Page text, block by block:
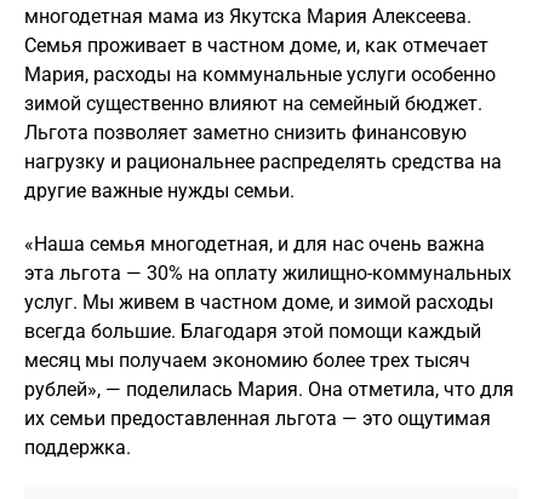
многодетная мама из Якутска Мария Алексеева.
Семья проживает в частном доме, и, как отмечает
Мария, расходы на коммунальные услуги особенно
зимой существенно влияют на семейный бюджет.
Льгота позволяет заметно снизить финансовую
нагрузку и рациональнее распределять средства на
другие важные нужды семьи.
«Наша семья многодетная, и для нас очень важна
эта льгота — 30% на оплату жилищно-коммунальных
услуг. Мы живем в частном доме, и зимой расходы
всегда большие. Благодаря этой помощи каждый
месяц мы получаем экономию более трех тысяч
рублей», — поделилась Мария. Она отметила, что для
их семьи предоставленная льгота — это ощутимая
поддержка.